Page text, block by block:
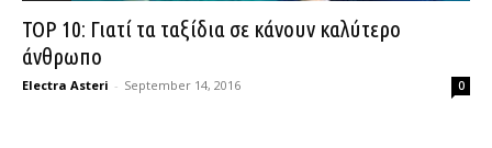
TOP 10: Γιατί τα ταξίδια σε κάνουν καλύτερο
άνθρωπο
Electra Asteri - September 14, 2016 0